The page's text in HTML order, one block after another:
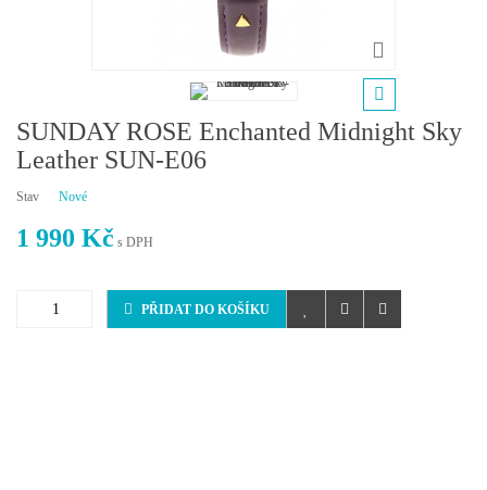
SUNDAY ROSE Enchanted Midnight Sky
Leather SUN-E06
Stav Nové
1 990 Kč s DPH
PŘIDAT DO KOŠÍKU